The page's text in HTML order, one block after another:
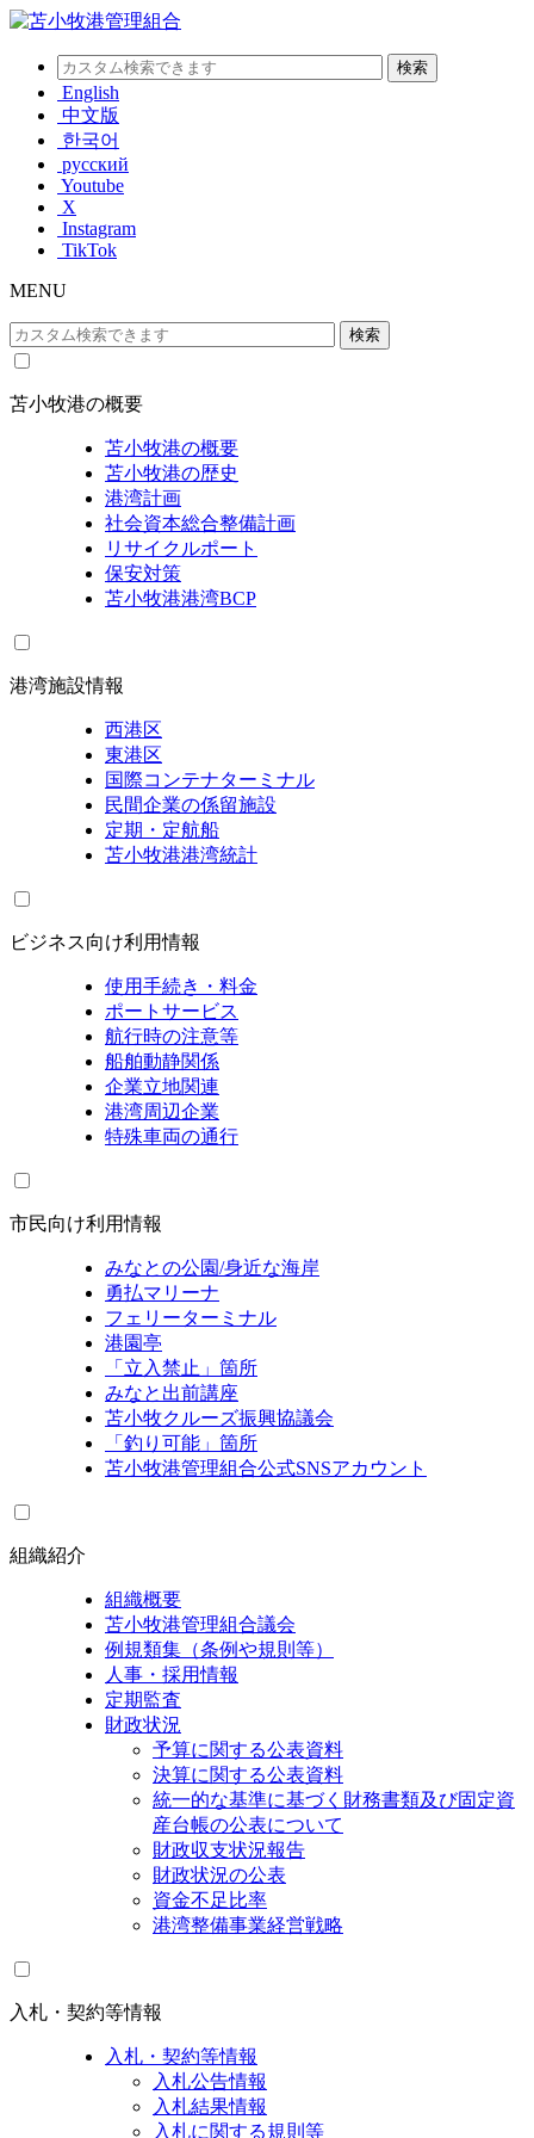
English
中文版
한국어
русский
Youtube
X
Instagram
TikTok
MENU
苫小牧港の概要
苫小牧港の概要
苫小牧港の歴史
港湾計画
社会資本総合整備計画
リサイクルポート
保安対策
苫小牧港港湾BCP
港湾施設情報
西港区
東港区
国際コンテナターミナル
民間企業の係留施設
定期・定航船
苫小牧港港湾統計
ビジネス向け利用情報
使用手続き・料金
ポートサービス
航行時の注意等
船舶動静関係
企業立地関連
港湾周辺企業
特殊車両の通行
市民向け利用情報
みなとの公園/身近な海岸
勇払マリーナ
フェリーターミナル
港園亭
「立入禁止」箇所
みなと出前講座
苫小牧クルーズ振興協議会
「釣り可能」箇所
苫小牧港管理組合公式SNSアカウント
組織紹介
組織概要
苫小牧港管理組合議会
例規類集（条例や規則等）
人事・採用情報
定期監査
財政状況
予算に関する公表資料
決算に関する公表資料
統一的な基準に基づく財務書類及び固定資
産台帳の公表について
財政収支状況報告
財政状況の公表
資金不足比率
港湾整備事業経営戦略
入札・契約等情報
入札・契約等情報
入札公告情報
入札結果情報
入札に関する規則等